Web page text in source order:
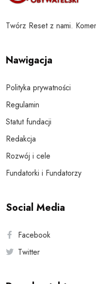
Twórz Reset z nami.
Nawigacja
Polityka prywatności
Regulamin
Statut fundacji
Redakcja
Rozwój i cele
Fundatorki i Fundatorzy
Social Media
Facebook
Twitter